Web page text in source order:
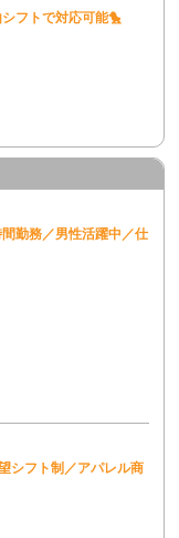
フトで対応可能🐤
間勤務／男性活躍中／仕
シフト制／アパレル商